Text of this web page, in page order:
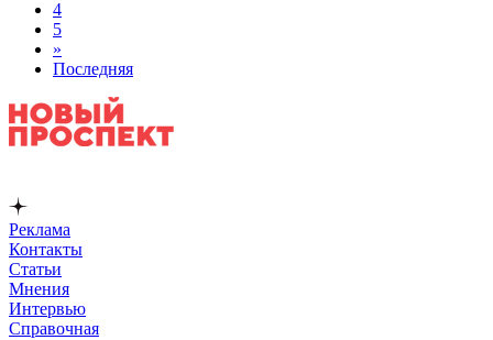
4
5
»
Последняя
Реклама
Контакты
Статьи
Мнения
Интервью
Справочная